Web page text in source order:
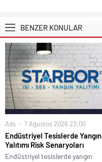
BENZER KONULAR
Ads 7 Ağustos 2026 23:00
Endüstriyel Tesislerde Yangın
Yalıtımı Risk Senaryoları
Endüstriyel tesislerde yangın